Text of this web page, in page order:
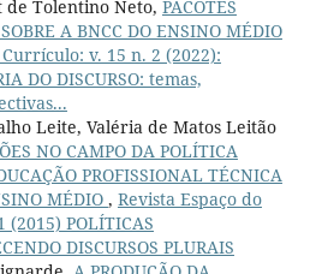
Tolentino Neto, PACOTES
A BNCC DO ENSINO MÉDIO
v. 15 n. 2 (2022):
DO DISCURSO: temas,
Leite, Valéria de Matos Leitão
NO CAMPO DA POLÍTICA
PROFISSIONAL TÉCNICA
MÉDIO , Revista Espaço do
POLÍTICAS
DISCURSOS PLURAIS